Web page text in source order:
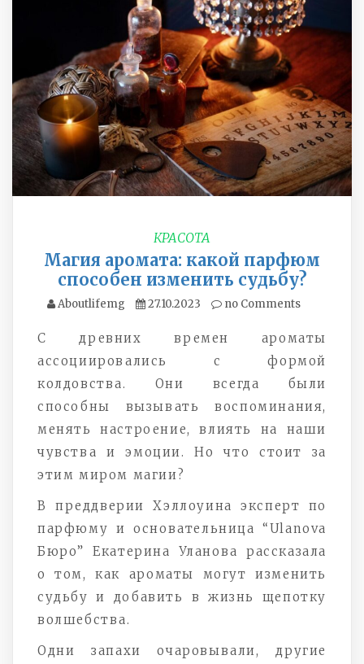
КРАСОТА
Магия аромата: какой парфюм
способен изменить судьбу?
Aboutlifemg 27.10.2023 no Comments
С древних времен ароматы
ассоциировались с формой
колдовства. Они всегда были
способны вызывать воспоминания,
менять настроение, влиять на наши
чувства и эмоции. Но что стоит за
этим миром магии?
В преддверии Хэллоуина эксперт по
парфюму и основательница “Ulanova
Бюро” Екатерина Уланова рассказала
о том, как ароматы могут изменить
судьбу и добавить в жизнь щепотку
волшебства.
Одни запахи очаровывали, другие